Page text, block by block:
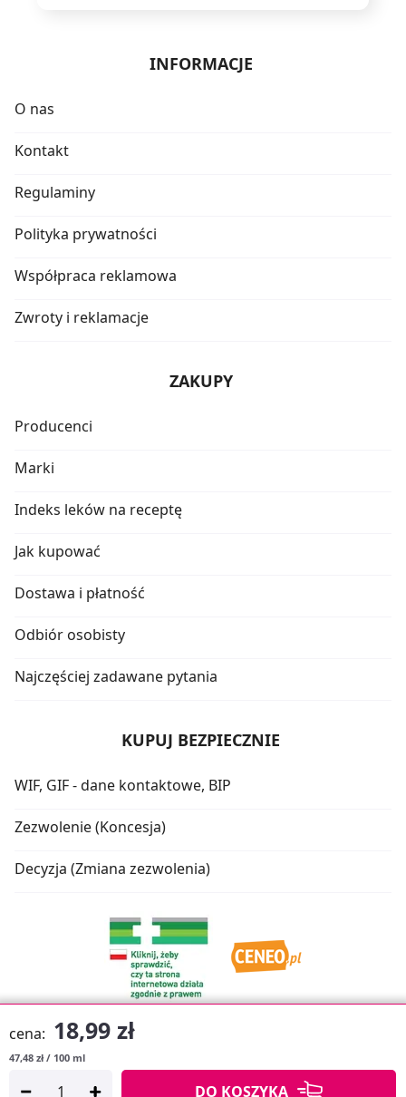
cena: 18,99 zł
47,48 zł / 100 ml
DO KOSZYKA
INFORMACJE
O nas
Kontakt
Regulaminy
Polityka prywatności
Współpraca reklamowa
Zwroty i reklamacje
ZAKUPY
Producenci
Marki
Indeks leków na receptę
Jak kupować
Dostawa i płatność
Odbiór osobisty
Najczęściej zadawane pytania
KUPUJ BEZPIECZNIE
WIF, GIF - dane kontaktowe, BIP
Zezwolenie (Koncesja)
Decyzja (Zmiana zezwolenia)
APTUSSHOP